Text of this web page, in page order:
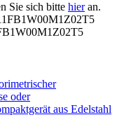
Sie sich bitte hieran.
oder
aus Edelstahl